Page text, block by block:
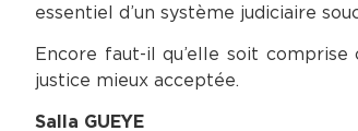
essentiel d’un système judiciaire
Encore faut-il qu’elle soit
justice mieux acceptée.
Salla GUEYE